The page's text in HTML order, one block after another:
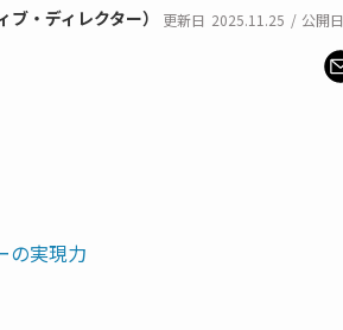
・ディレクター） 更新日 2025.11.25 / 公開日
の実現力